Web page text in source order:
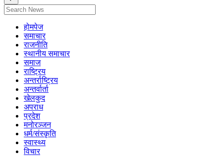
होमपेज
समाचार
राजनीति
स्थानीय समाचार
समाज
राष्ट्रिय
अन्तर्राष्ट्रिय
अन्तर्वार्ता
खेलकुद
अपराध
प्रदेश
मनोरञ्जन
धर्म/संस्कृति
स्वास्थ्य
विचार